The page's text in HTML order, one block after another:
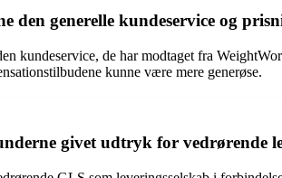
den generelle kundeservice og
kundeservice, de har modtaget fra
kunne være mere generøse.
givet udtryk for vedrørende